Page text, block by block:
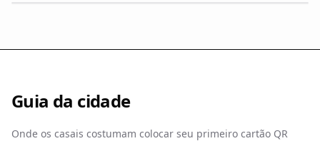
Guia da cidade
Onde os casais costumam colocar seu primeiro cartão QR